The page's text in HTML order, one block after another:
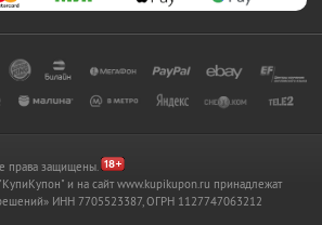
права защищены.
и на сайт www.kupikupon.ru принадлежат
ИНН 7705523387, ОГРН 1127747063212